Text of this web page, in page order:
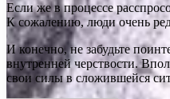
Если же в процессе
К сожалению, люди очень
И конечно, не забудьте
внутренней черствости.
свои силы в сложившейся